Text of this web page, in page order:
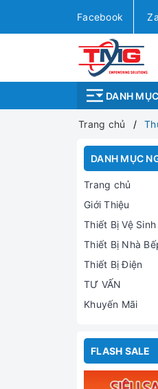
Facebook
DANH
Trang chủ
DANH MỤC
Trang chủ
Giới Thiệu
Thiết Bị Vệ Sinh
Thiết Bị Nhà
Thiết Bị Điện
TƯ VẤN
Khuyến Mãi
FLASH SALE